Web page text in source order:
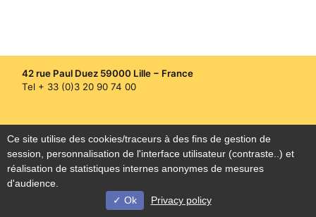
42 rue Paul Duez 59000 Lille − France
Tel + 33 (0)3 20 90 74 00
[Translate to
Espagnol:] Plan du
site
[Translate to
Espagnol:] Mentions
légales
Accesibilidad
© Université de Lille - 2022
Ce site utilise des cookies/traceurs à des fins de gestion de
session, personnalisation de l'interface utilisateur (contraste..) et
réalisation de statistiques internes anonymes de mesures
d'audience.
Ok
Privacy policy